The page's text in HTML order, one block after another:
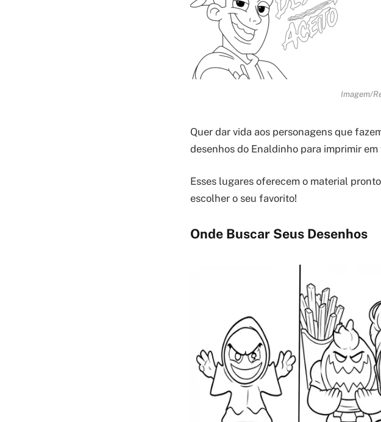
Imagem/
Quer dar vida aos personagens que
desenhos do Enaldinho para imprimir em
Esses lugares oferecem o material
escolher o seu favorito!
Onde Buscar Seus Desenhos